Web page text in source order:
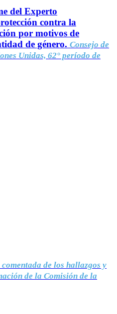
del Experto
contra la
por motivos de
de género. Consejo de
Unidas, 62° período de
comentada de los hallazgos y
de la Comisión de la